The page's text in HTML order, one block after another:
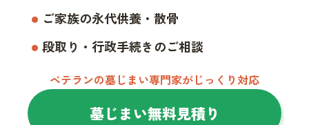
ご家族の永代供養・散骨
段取り・行政手続きのご相談
ベテランの墓じまい専門家がじっくり対応
墓じまい無料見積り